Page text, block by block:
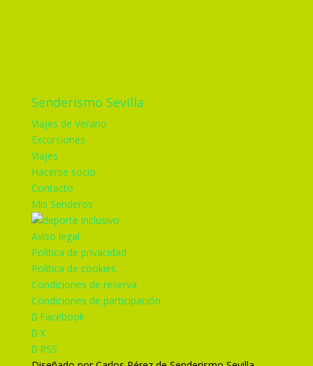
Senderismo Sevilla
Viajes de Verano
Excursiones
Viajes
Hacerse socio
Contacto
Mis Senderos
Aviso legal
Política de privacidad
Política de cookies
Condiciones de reserva
Condiciones de participación
Facebook
X
RSS